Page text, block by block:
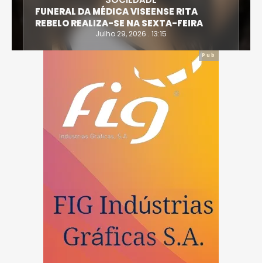
FUNERAL DA MÉDICA VISEENSE RITA
REBELO REALIZA-SE NA SEXTA-FEIRA
Julho 29, 2026 . 13:15
Pub